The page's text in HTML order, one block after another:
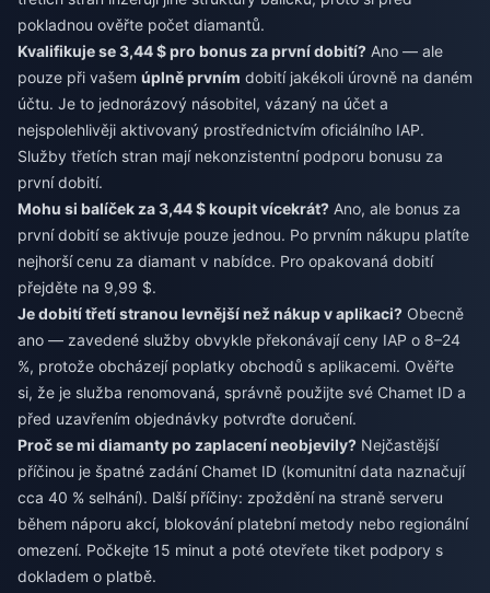
pokladnou ověřte počet diamantů.
Kvalifikuje se 3,44 $ pro bonus za první dobití? Ano — ale
pouze při vašem úplně prvním dobití jakékoli úrovně na daném
účtu. Je to jednorázový násobitel, vázaný na účet a
nejspolehlivěji aktivovaný prostřednictvím oficiálního IAP.
Služby třetích stran mají nekonzistentní podporu bonusu za
první dobití.
Mohu si balíček za 3,44 $ koupit vícekrát? Ano, ale bonus za
první dobití se aktivuje pouze jednou. Po prvním nákupu platíte
nejhorší cenu za diamant v nabídce. Pro opakovaná dobití
přejděte na 9,99 $.
Je dobití třetí stranou levnější než nákup v aplikaci? Obecně
ano — zavedené služby obvykle překonávají ceny IAP o 8–24
%, protože obcházejí poplatky obchodů s aplikacemi. Ověřte
si, že je služba renomovaná, správně použijte své Chamet ID a
před uzavřením objednávky potvrďte doručení.
Proč se mi diamanty po zaplacení neobjevily? Nejčastější
příčinou je špatné zadání Chamet ID (komunitní data naznačují
cca 40 % selhání). Další příčiny: zpoždění na straně serveru
během náporu akcí, blokování platební metody nebo regionální
omezení. Počkejte 15 minut a poté otevřete tiket podpory s
dokladem o platbě.